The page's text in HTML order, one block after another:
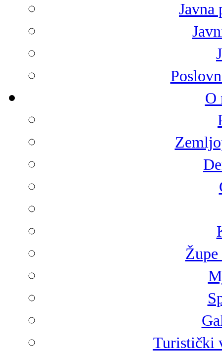
Javna
O
Turistički